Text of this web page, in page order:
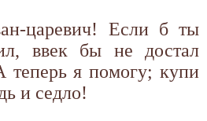
царевич! Если б ты
ввек бы не достал
теперь я помогу; купи
и седло!